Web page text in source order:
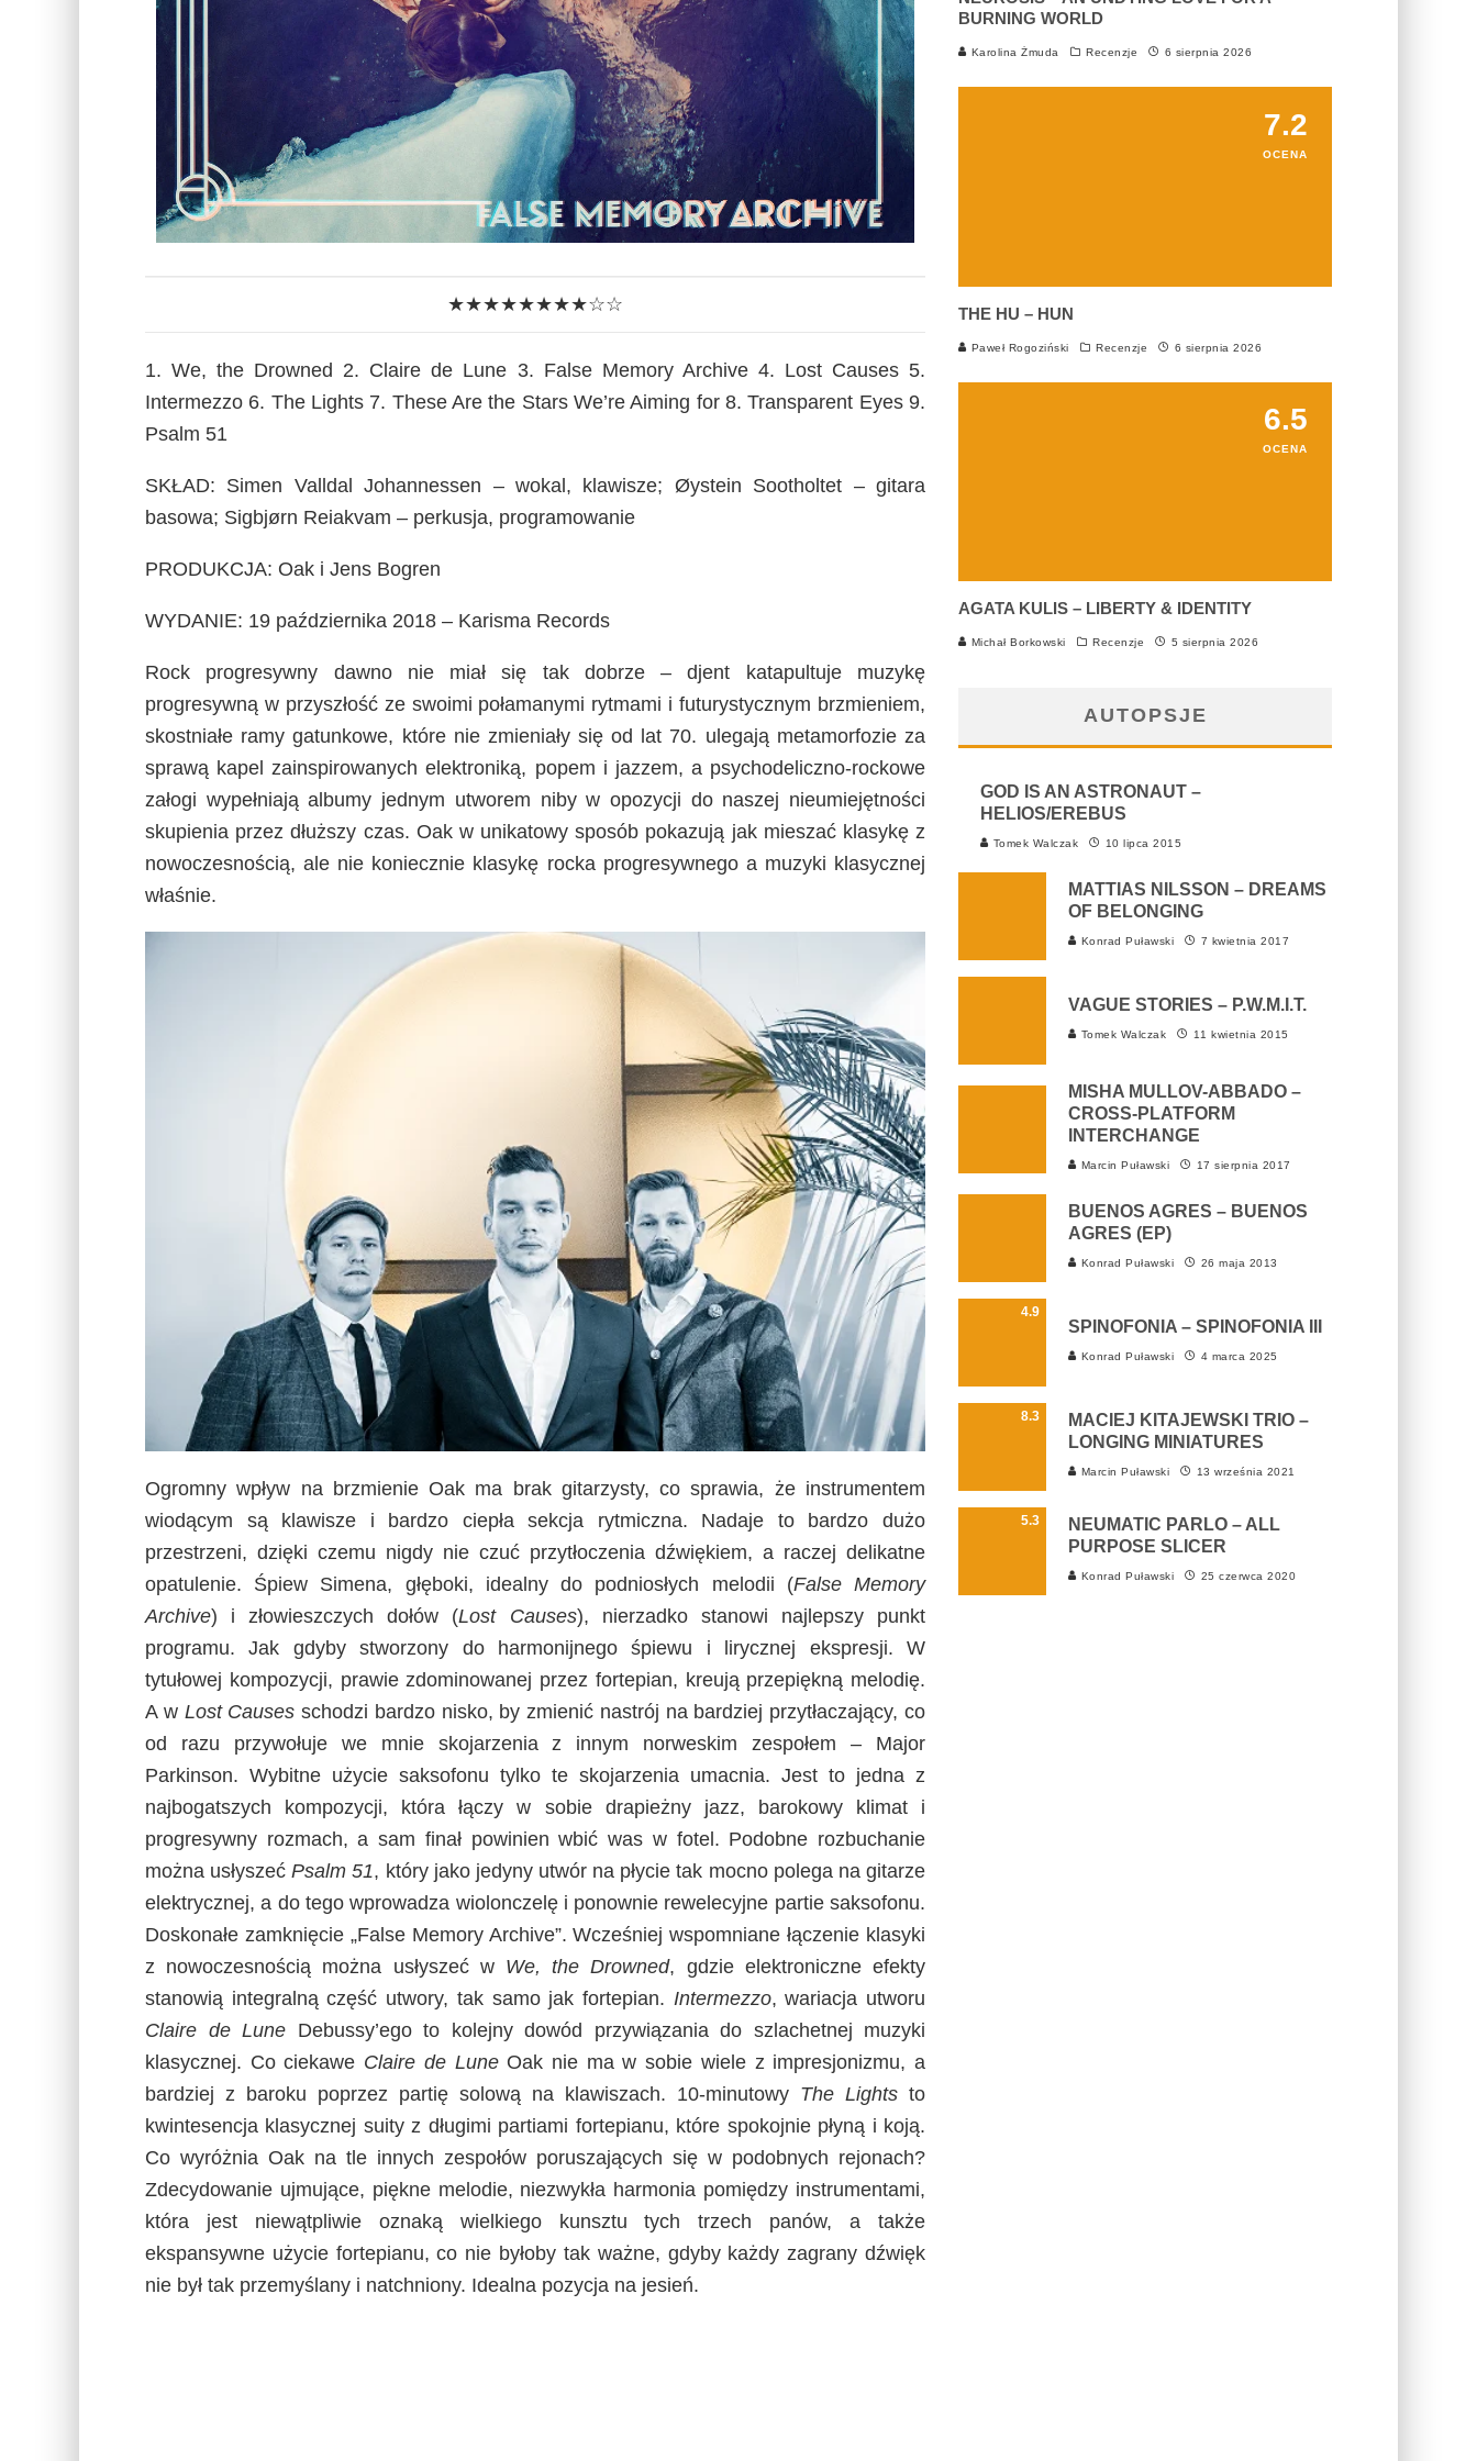
★★★★★★★★☆☆
1. We, the Drowned 2. Claire de Lune 3. False Memory Archive 4. Lost Causes 5.
Intermezzo 6. The Lights 7. These Are the Stars We’re Aiming for 8. Transparent Eyes 9.
Psalm 51
SKŁAD: Simen Valldal Johannessen – wokal, klawisze; Øystein Sootholtet – gitara
basowa; Sigbjørn Reiakvam – perkusja, programowanie
PRODUKCJA: Oak i Jens Bogren
WYDANIE: 19 października 2018 – Karisma Records
Rock progresywny dawno nie miał się tak dobrze – djent katapultuje muzykę
progresywną w przyszłość ze swoimi połamanymi rytmami i futurystycznym brzmieniem,
skostniałe ramy gatunkowe, które nie zmieniały się od lat 70. ulegają metamorfozie za
sprawą kapel zainspirowanych elektroniką, popem i jazzem, a psychodeliczno-rockowe
załogi wypełniają albumy jednym utworem niby w opozycji do naszej nieumiejętności
skupienia przez dłuższy czas. Oak w unikatowy sposób pokazują jak mieszać klasykę z
nowoczesnością, ale nie koniecznie klasykę rocka progresywnego a muzyki klasycznej
właśnie.
Ogromny wpływ na brzmienie Oak ma brak gitarzysty, co sprawia, że instrumentem
wiodącym są klawisze i bardzo ciepła sekcja rytmiczna. Nadaje to bardzo dużo
przestrzeni, dzięki czemu nigdy nie czuć przytłoczenia dźwiękiem, a raczej delikatne
opatulenie. Śpiew Simena, głęboki, idealny do podniosłych melodii (False Memory
Archive) i złowieszczych dołów (Lost Causes), nierzadko stanowi najlepszy punkt
programu. Jak gdyby stworzony do harmonijnego śpiewu i lirycznej ekspresji. W
tytułowej kompozycji, prawie zdominowanej przez fortepian, kreują przepiękną melodię.
A w Lost Causes schodzi bardzo nisko, by zmienić nastrój na bardziej przytłaczający, co
od razu przywołuje we mnie skojarzenia z innym norweskim zespołem – Major
Parkinson. Wybitne użycie saksofonu tylko te skojarzenia umacnia. Jest to jedna z
najbogatszych kompozycji, która łączy w sobie drapieżny jazz, barokowy klimat i
progresywny rozmach, a sam finał powinien wbić was w fotel. Podobne rozbuchanie
można usłyszećPsalm 51, który jako jedyny utwór na płycie tak mocno polega na gitarze
elektrycznej, a do tego wprowadza wiolonczelę i ponownie rewelecyjne partie saksofonu.
Doskonałe zamknięcie „False Memory Archive”. Wcześniej wspomniane łączenie klasyki
z nowoczesnością można usłyszeć w We, the Drowned, gdzie elektroniczne efekty
stanowią integralną część utwory, tak samo jak fortepian. Intermezzo, wariacja utworu
Claire de Lune Debussy’ego to kolejny dowód przywiązania do szlachetnej muzyki
klasycznej. Co ciekawe Claire de LuneOak nie ma w sobie wiele z impresjonizmu, a
bardziej z baroku poprzez partię solową na klawiszach. 10-minutowy The Lights to
kwintesencja klasycznej suity z długimi partiami fortepianu, które spokojnie płyną i koją.
Co wyróżnia Oak na tle innych zespołów poruszających się w podobnych rejonach?
Zdecydowanie ujmujące, piękne melodie, niezwykła harmonia pomiędzy instrumentami,
która jest niewątpliwie oznaką wielkiego kunsztu tych trzech panów, a także
ekspansywne użycie fortepianu, co nie byłoby tak ważne, gdyby każdy zagrany dźwięk
nie był tak przemyślany i natchniony. Idealna pozycja na jesień.
BURNING WORLD
Karolina Żmuda Recenzje 6 sierpnia 2026
7.2
OCENA
THE HU – HUN
Paweł Rogoziński Recenzje 6 sierpnia 2026
6.5
OCENA
AGATA KULIS – LIBERTY & IDENTITY
Michał Borkowski Recenzje 5 sierpnia 2026
AUTOPSJE
GOD IS AN ASTRONAUT –
HELIOS/EREBUS
Tomek Walczak 10 lipca 2015
MATTIAS NILSSON – DREAMS
OF BELONGING
Konrad Puławski 7 kwietnia 2017
VAGUE STORIES – P.W.M.I.T.
Tomek Walczak 11 kwietnia 2015
MISHA MULLOV-ABBADO –
CROSS-PLATFORM
INTERCHANGE
Marcin Puławski 17 sierpnia 2017
BUENOS AGRES – BUENOS
AGRES (EP)
Konrad Puławski 26 maja 2013
4.9
SPINOFONIA – SPINOFONIA III
Konrad Puławski 4 marca 2025
8.3
MACIEJ KITAJEWSKI TRIO –
LONGING MINIATURES
Marcin Puławski 13 września 2021
5.3
NEUMATIC PARLO – ALL
PURPOSE SLICER
Konrad Puławski 25 czerwca 2020